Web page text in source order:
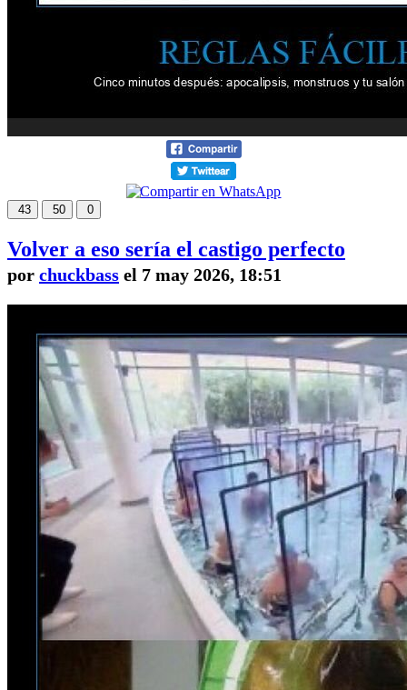
43 50 0
Volver a eso sería el castigo perfecto
por chuckbass el 7 may 2026, 18:51